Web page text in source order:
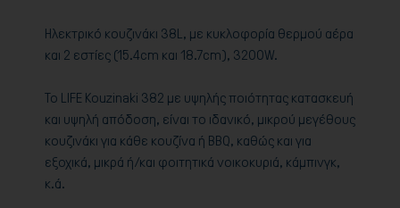
Ηλεκτρικό κουζινάκι 38L, με κυκλοφορία θερμού αέρα
και 2 εστίες (15.4cm και 18.7cm), 3200W.
Το LIFE Kouzinaki 382 με υψηλής ποιότητας κατασκευή
και υψηλή απόδοση, είναι το ιδανικό, μικρού μεγέθους
κουζινάκι για κάθε κουζίνα ή BBQ, καθώς και για
εξοχικά, μικρά ή/και φοιτητικά νοικοκυριά, κάμπινγκ,
κ.ά.